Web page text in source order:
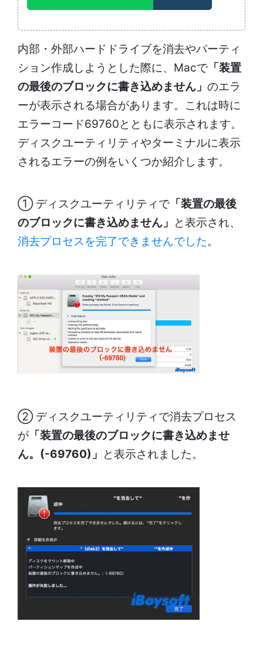
内部・外部ハードドライブを消去やパーティ
ション作成しようとした際に、Macで 「装置
の最後のブロックに書き込めません」 のエラ
ーが表示される場合があります。これは時に
エラーコード69760とともに表示されます。
ディスクユーティリティやターミナルに表示
されるエラーの例をいくつか紹介します。
① ディスクユーティリティで 「装置の最後
のブロックに書き込めません」 と表示され、
消去プロセスを完了できませんでした。
② ディスクユーティリティで消去プロセス
が 「装置の最後のブロックに書き込めませ
ん。(-69760)」 と表示されました。